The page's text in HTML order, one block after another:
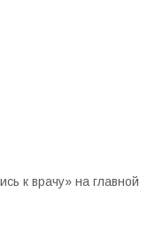
к врачу» на главной